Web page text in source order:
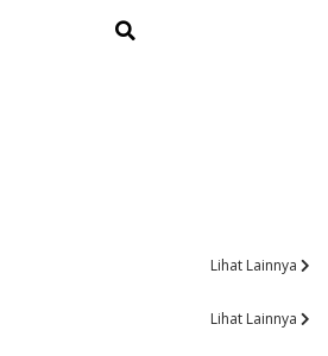
Lihat Lainnya
Lihat Lainnya